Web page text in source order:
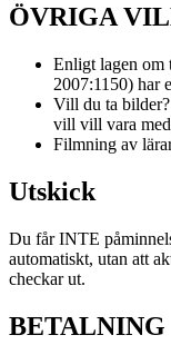
ÖVRIGA
Enligt lagen om
2007:1150) har
Vill du ta
vill vill vara
Filmning av
Utskick
Du får INTE
automatiskt, utan att
checkar ut.
BETALNING